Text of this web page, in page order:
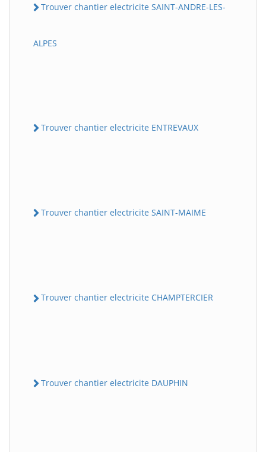
Trouver chantier electricite SAINT-ANDRE-LES-
ALPES
Trouver chantier electricite ENTREVAUX
Trouver chantier electricite SAINT-MAIME
Trouver chantier electricite CHAMPTERCIER
Trouver chantier electricite DAUPHIN